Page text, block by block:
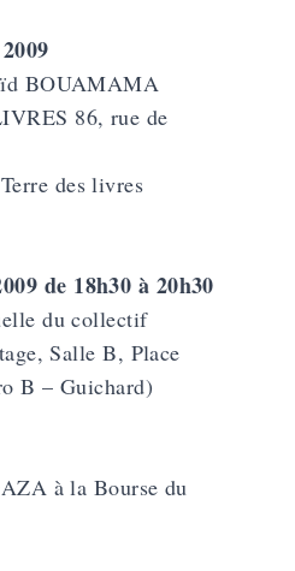
BOUAMAMA
86, rue de
des livres
de 18h30 à 20h30
du collectif
Salle B, Place
B – Guichard)
à la Bourse du